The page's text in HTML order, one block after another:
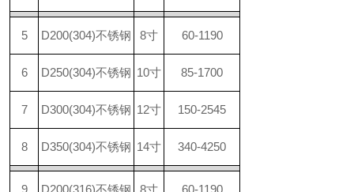
5 D200(304)不锈钢 8寸 60-1190
6 D250(304)不锈钢 10寸 85-1700
7 D300(304)不锈钢 12寸 150-2545
8 D350(304)不锈钢 14寸 340-4250
9 D200(316)不锈钢 8寸 60-1190